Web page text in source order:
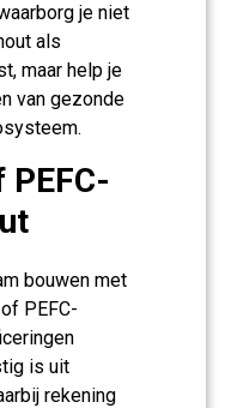
je niet
als
maar help je
van gezonde
bouwen met
PEFC-
is uit
rekening